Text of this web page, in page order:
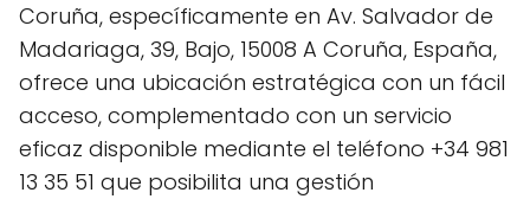
Coruña, específicamente en Av. Salvador de
Madariaga, 39, Bajo, 15008 A Coruña, España,
ofrece una ubicación estratégica con un fácil
acceso, complementado con un servicio
eficaz disponible mediante el teléfono +34 981
13 35 51 que posibilita una gestión